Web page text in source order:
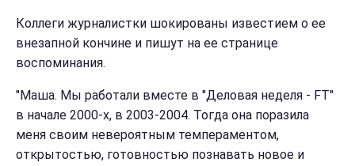
Коллеги журналистки шокированы известием о ее
внезапной кончине и пишут на ее странице
воспоминания.
"Маша. Мы работали вместе в "Деловая неделя - FT"
в начале 2000-х, в 2003-2004. Тогда она поразила
меня своим невероятным темпераментом,
открытостью, готовностью познавать новое и